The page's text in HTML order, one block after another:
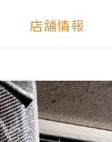
店舗情報